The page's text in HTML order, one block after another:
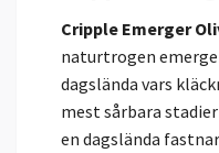
Cripple Emerger
naturtrogen
dagslända vars
mest sårbara
en dagslända